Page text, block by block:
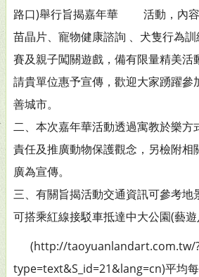
路口)舉行旨揭嘉年華 活動，內容
苗晶片、寵物健康諮詢 、犬隻行為
賽及親子闖關遊戲，備有限量精
請貴單位惠予宣傳，歡迎大家踴躍參
善城市。
二、本次嘉年華活動透過寓教於樂方
責任及推廣動物保護觀念，另檢附相
廣為宣傳。
三、有關旨揭活動交通資訊可參考地
可搭乘紅線接駁車抵達中大公園(
(http://taoyuanlandart.com.tw/
type=text&S_id=21&lang=cn)平均